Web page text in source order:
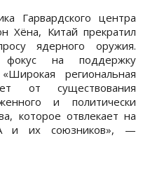
Гарвардского центра
Хёна, Китай прекратил
ядерного оружия.
фокус на поддержку
региональная
от существования
и политически
которое отвлекает на
и их союзников», —